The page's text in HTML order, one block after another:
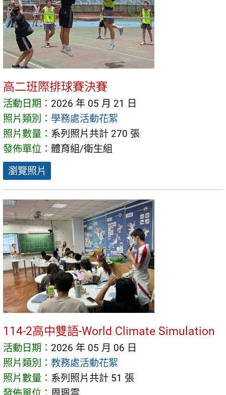
高二班際排球賽決賽
活動日期： 2026 年 05 月 21 日
照片類別： 學務處活動花絮
照片數量： 系列照片共計 270 張
發佈單位： 體育組/衛生組
瀏覽照片
114-2高中雙語-World Climate Simulation
活動日期： 2026 年 05 月 06 日
照片類別： 教務處活動花絮
照片數量： 系列照片共計 51 張